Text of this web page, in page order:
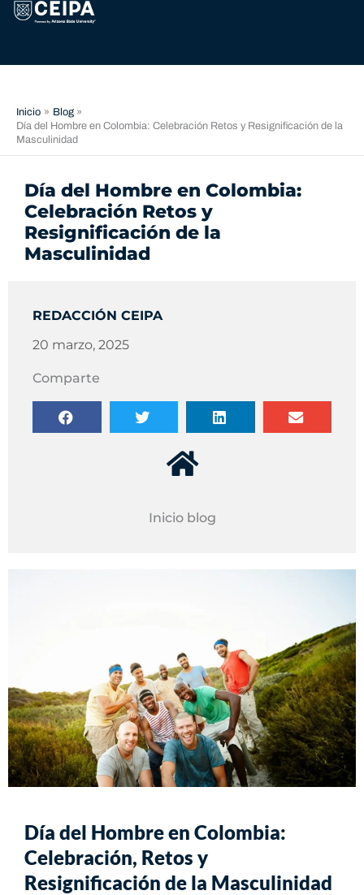
contenido
Inicio
Blog
Día del Hombre en Colombia: Celebración Retos y Resignificación de la
Masculinidad
Día del Hombre en Colombia:
Celebración Retos y
Resignificación de la
Masculinidad
REDACCIÓN CEIPA
20 marzo, 2025
Comparte
Inicio blog
Día del Hombre en Colombia:
Celebración, Retos y
Resignificación de la Masculinidad